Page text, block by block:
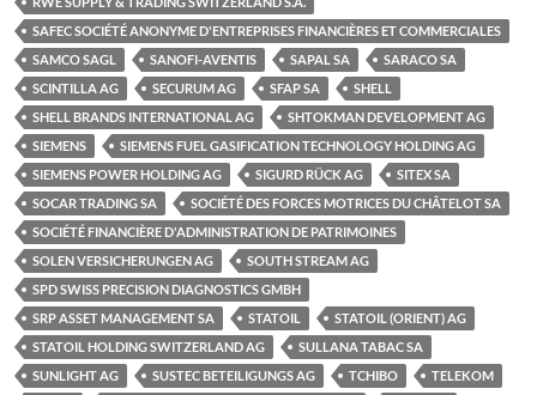
SAFEC SOCIÉTÉ ANONYME D'ENTREPRISES FINANCIÈRES ET COMMERCIALES
SAMCO SAGL
SANOFI-AVENTIS SAPAL SA
SARACO SA
SCINTILLA AG
SECURUM AG SFAP SA
SHELL
SHELL BRANDS INTERNATIONAL AG
SHTOKMAN DEVELOPMENT AG
SIEMENS
SIEMENS FUEL GASIFICATION TECHNOLOGY HOLDING AG
SIEMENS POWER HOLDING AG
SIGURD RÜCK AG
SITEX SA
SOCAR TRADING SA
SOCIÉTÉ DES FORCES MOTRICES DU CHÂTELOT SA
SOCIÉTÉ FINANCIÈRE D'ADMINISTRATION DE PATRIMOINES
SOLEN VERSICHERUNGEN AG
SOUTH STREAM AG
SPD SWISS PRECISION DIAGNOSTICS GMBH
SRP ASSET MANAGEMENT SA
STATOIL
STATOIL (ORIENT) AG
STATOIL HOLDING SWITZERLAND AG
SULLANA TABAC SA
SUNLIGHT AG
SUSTEC BETEILIGUNGS AG TCHIBO
TELEKOM